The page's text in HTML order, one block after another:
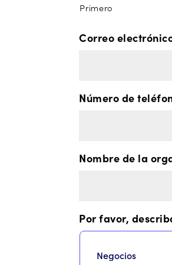
Primero
Correo
Número de
Nombre de la
Por favor,